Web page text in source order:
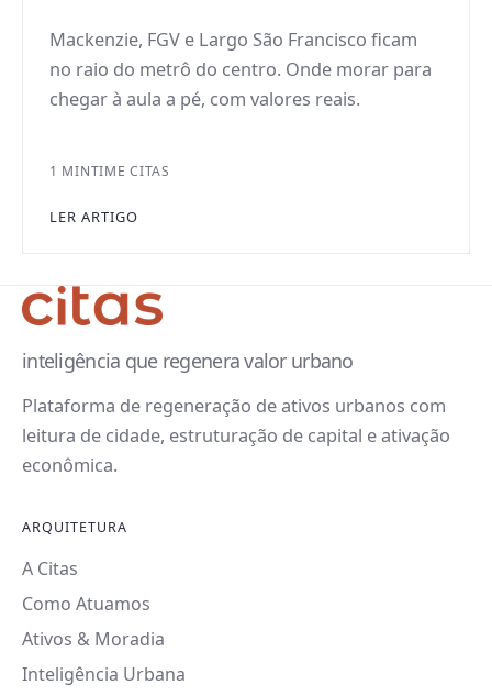
Mackenzie, FGV e Largo São Francisco ficam
no raio do metrô do centro. Onde morar para
chegar à aula a pé, com valores reais.
1 MINTIME CITAS
LER ARTIGO
inteligência que regenera valor urbano
Plataforma de regeneração de ativos urbanos com
leitura de cidade, estruturação de capital e ativação
econômica.
ARQUITETURA
A Citas
Como Atuamos
Ativos & Moradia
Inteligência Urbana